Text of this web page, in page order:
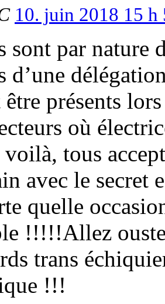
10. juin 2018 15
sont par nature
d’une
présents
où
tous
avec le secret
quelle
!!!!!Allez
trans
!!!